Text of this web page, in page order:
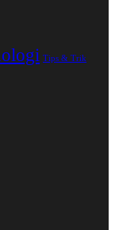
Tips & Trik